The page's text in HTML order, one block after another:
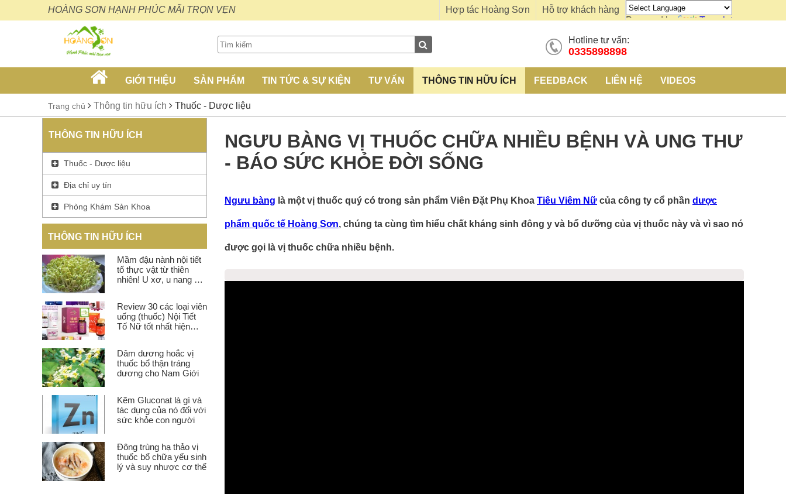
HOÀNG SƠN HẠNH PHÚC MÃI TRỌN VẸN
Powered by
Translate
Hỗ trợ khách hàng
Hợp tác Hoàng Sơn
Hotline tư vấn:
0335898898
GIỚI THIỆU SẢN PHẨM TIN TỨC & SỰ KIỆN TƯ VẤN THÔNG TIN HỮU ÍCH FEEDBACK LIÊN HỆ VIDEOS
Trang chủ Thông tin hữu ích Thuốc - Dược liệu
THÔNG TIN HỮU ÍCH
Thuốc - Dược liệu
Địa chỉ uy tín
Phòng Khám Sản Khoa
THÔNG TIN HỮU ÍCH
Mầm đậu nành nội tiết
tố thực vật từ thiên
nhiên! U xơ, u nang có
Review 30 các loại viên
uống (thuốc) Nội Tiết
Tố Nữ tốt nhất hiện
Dâm dương hoắc vị
thuốc bổ thận tráng
dương cho Nam Giới
Kẽm Gluconat là gì và
tác dụng của nó đối với
sức khỏe con người
Đông trùng hạ thảo vị
thuốc bổ chữa yếu sinh
lý và suy nhược cơ thể
NGƯU BÀNG VỊ THUỐC CHỮA NHIỀU BỆNH VÀ UNG THƯ
- BÁO SỨC KHỎE ĐỜI SỐNG
Ngưu bàng là một vị thuốc quý có trong sản phẩm Viên Đặt Phụ Khoa Tiêu Viêm Nữ của công ty cổ phần dược
phẩm quốc tế Hoàng Sơn, chúng ta cùng tìm hiểu chất kháng sinh đông y và bổ dưỡng của vị thuốc này và vì sao nó
được gọi là vị thuốc chữa nhiều bệnh.